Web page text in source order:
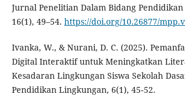
Jurnal Penelitian Dalam Bidang
16(1), 49–54. https://doi.org/10.26877/
Ivanka, W., & Nurani, D. C. (2025).
Digital Interaktif untuk Meningkatkan
Kesadaran Lingkungan Siswa Sekolah
Pendidikan Lingkungan, 6(1), 45‑52.